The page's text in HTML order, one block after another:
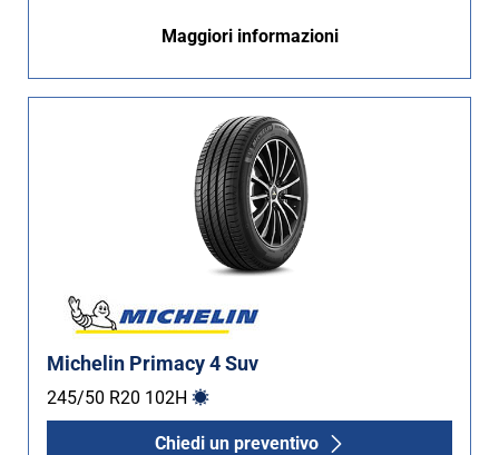
Maggiori informazioni
Michelin Primacy 4 Suv
245/50 R20 102H
Chiedi un preventivo